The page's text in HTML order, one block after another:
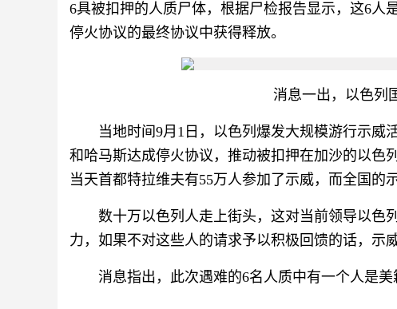
6具被扣押的人质尸体，根据尸检报告显示，这6人
停火协议的最终协议中获得释放。
消息一出，以色列
当地时间9月1日，以色列爆发大规模游行示
和哈马斯达成停火协议，推动被扣押在加沙的以色
当天首都特拉维夫有55万人参加了示威，而全国的
数十万以色列人走上街头，这对当前领导以色
力，如果不对这些人的请求予以积极回馈的话，示
消息指出，此次遇难的6名人质中有一个人是美